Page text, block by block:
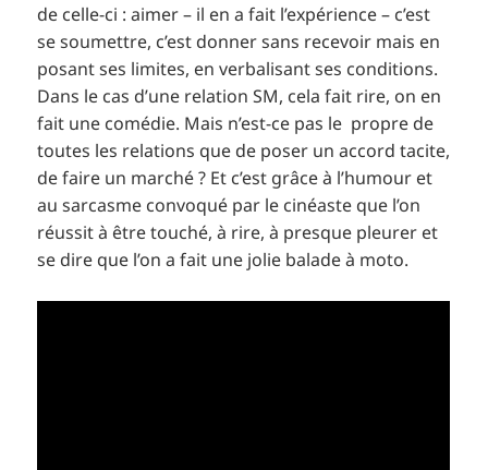
de celle-ci : aimer – il en a fait l’expérience – c’est
se soumettre, c’est donner sans recevoir mais en
posant ses limites, en verbalisant ses conditions.
Dans le cas d’une relation SM, cela fait rire, on en
fait une comédie. Mais n’est-ce pas le propre de
toutes les relations que de poser un accord tacite,
de faire un marché ? Et c’est grâce à l’humour et
au sarcasme convoqué par le cinéaste que l’on
réussit à être touché, à rire, à presque pleurer et
se dire que l’on a fait une jolie balade à moto.